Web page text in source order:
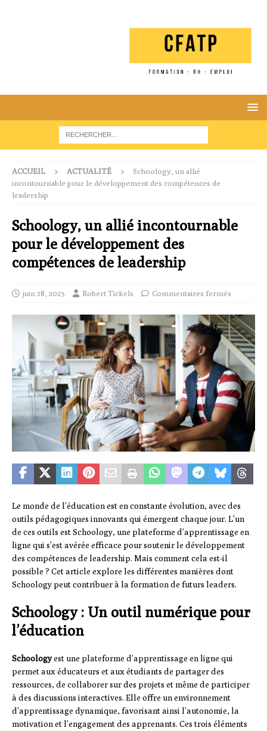
ACCUEIL ACTUALITÉ
Schoology, un allié
incontournable pour le développement des compétences de
leadership
Schoology, un allié incontournable
pour le développement des
compétences de leadership
juin 28, 2023 Robert Tickels Commentaires fermés
Le monde de l’éducation est en constante évolution, avec des
outils pédagogiques innovants qui émergent chaque jour. L’un
de ces outils est Schoology, une plateforme d’apprentissage en
ligne qui s’est avérée efficace pour soutenir le développement
des compétences de leadership. Mais comment cela est-il
possible ? Cet article explore les différentes manières dont
Schoology peut contribuer à la formation de futurs leaders.
Schoology : Un outil numérique pour
l’éducation
Schoologyest une plateforme d’apprentissage en ligne qui
permet aux éducateurs et aux étudiants de partager des
ressources, de collaborer sur des projets et même de participer
à des discussions interactives. Elle offre un environnement
d’apprentissage dynamique, favorisant ainsi l’autonomie, la
motivation et l’engagement des apprenants. Ces trois éléments